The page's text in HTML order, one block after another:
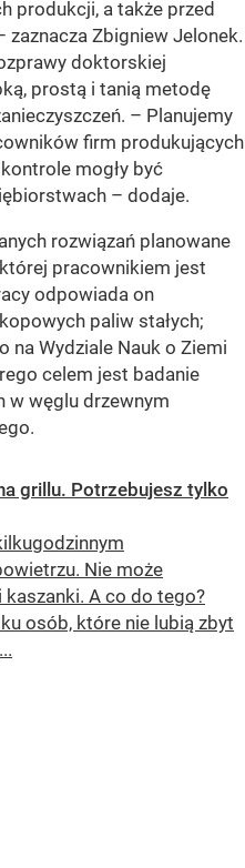
produkcji, a także przed
Zbigniew Jelonek.
doktorskiej
prostą i tanią metodę
– Planujemy
firm produkujących
mogły być
– dodaje.
rozwiązań planowane
pracownikiem jest
odpowiada on
paliw stałych;
na Wydziale Nauk o Ziemi
celem jest badanie
w węglu drzewnym
grillu. Potrzebujesz tylko
Nie może
kaszanki. A co do tego?
osób, które nie lubią zbyt